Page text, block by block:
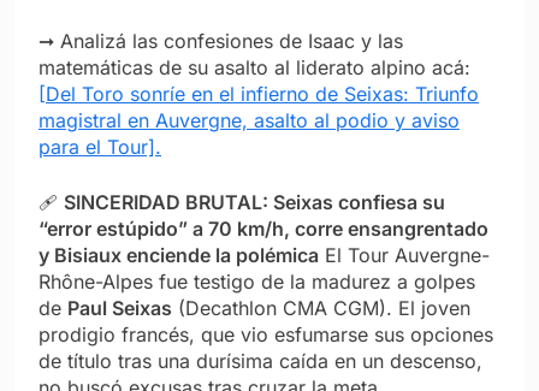
➞ Analizá las confesiones de Isaac y las
matemáticas de su asalto al liderato alpino acá:
[Del Toro sonríe en el infierno de Seixas: Triunfo
magistral en Auvergne, asalto al podio y aviso
para el Tour].
🩹 SINCERIDAD BRUTAL: Seixas confiesa su
“error estúpido” a 70 km/h, corre ensangrentado
y Bisiaux enciende la polémica El Tour Auvergne-
Rhône-Alpes fue testigo de la madurez a golpes
de Paul Seixas (Decathlon CMA CGM). El joven
prodigio francés, que vio esfumarse sus opciones
de título tras una durísima caída en un descenso,